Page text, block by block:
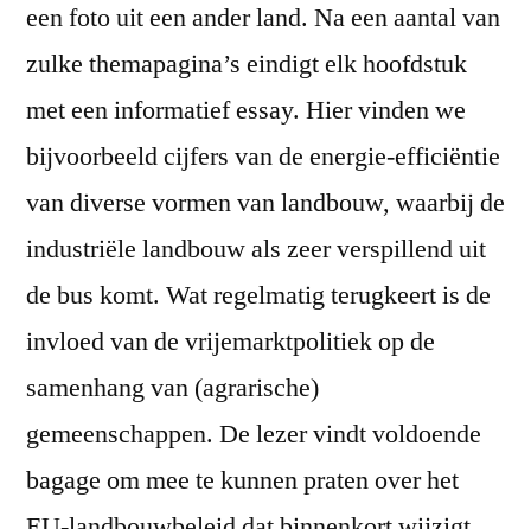
een foto uit een ander land. Na een aantal van
zulke themapagina’s eindigt elk hoofdstuk
met een informatief essay. Hier vinden we
bijvoorbeeld cijfers van de energie-efficiëntie
van diverse vormen van landbouw, waarbij de
industriële landbouw als zeer verspillend uit
de bus komt. Wat regelmatig terugkeert is de
invloed van de vrijemarktpolitiek op de
samenhang van (agrarische)
gemeenschappen. De lezer vindt voldoende
bagage om mee te kunnen praten over het